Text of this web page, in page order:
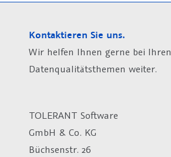
Kontaktieren Sie uns.
Wir helfen Ihnen gerne bei Ihren
Datenqualitätsthemen weiter.
TOLERANT Software
GmbH & Co. KG
Büchsenstr. 26